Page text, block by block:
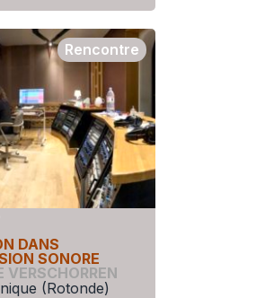
DANS
SONORE
VERSCHORREN
(Rotonde)
Rencontre